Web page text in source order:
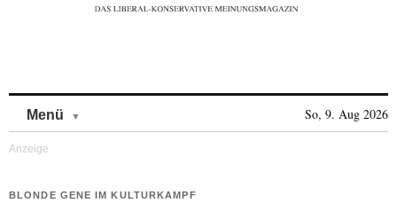
Menü So, 9. Aug 2026
BLONDE GENE IM KULTURKAMPF